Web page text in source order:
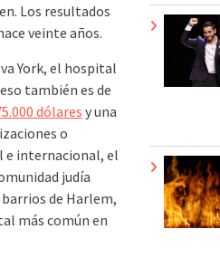
Los resultados
veinte años.
York, el hospital
también es de
dólares y una
o
e internacional, el
judía
de Harlem,
más común en